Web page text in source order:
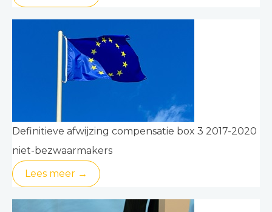
Definitieve afwijzing compensatie box 3 2017-2020
niet-bezwaarmakers
Lees meer →